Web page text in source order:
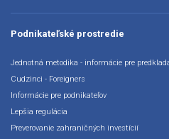
Podnikateľské prostredie
Jednotná metodika - informácie pre
Cudzinci - Foreigners
Informácie pre podnikateľov
Lepšia regulácia
Preverovanie zahraničných investícií